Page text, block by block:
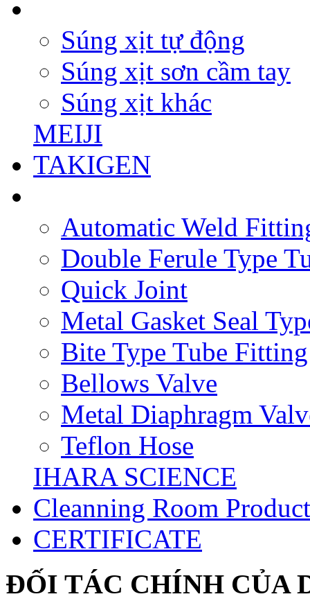
Súng xịt tự động
Súng xịt sơn cầm tay
Súng xịt khác
MEIJI
TAKIGEN
Automatic Weld
Double Ferule Type
Quick Joint
Metal Gasket Seal
Bite Type Tube Fitting
Bellows Valve
Metal Diaphragm
Teflon Hose
IHARA SCIENCE
Cleanning Room
CERTIFICATE
ĐỐI TÁC CHÍNH CỦA